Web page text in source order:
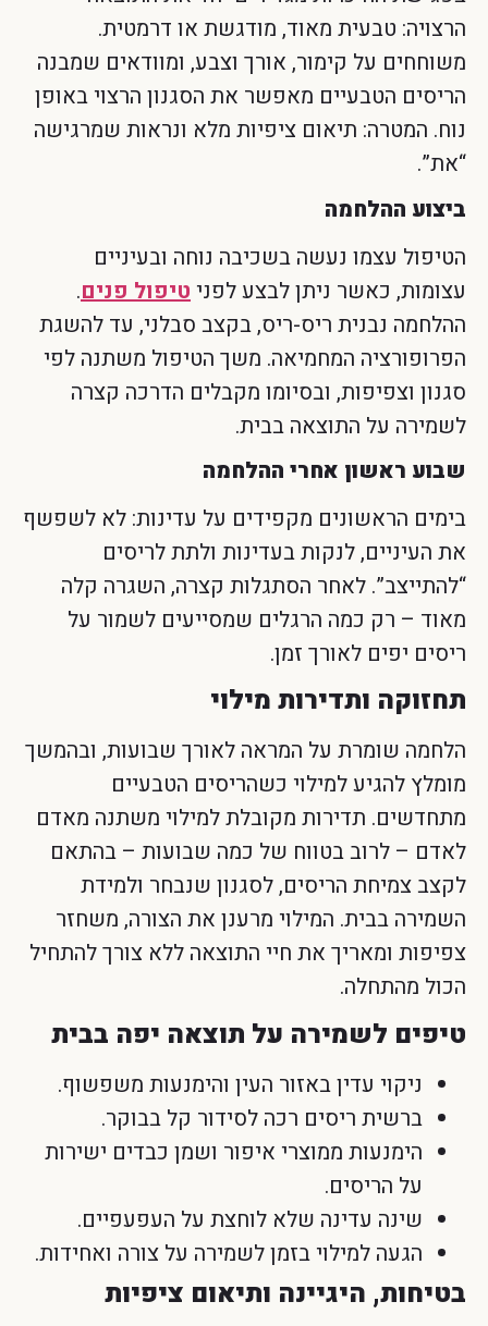
הרצויה: טבעית מאוד, מודגשת או דרמטית.
משוחחים על קימור, אורך וצבע, ומוודאים שמבנה
הריסים הטבעיים מאפשר את הסגנון הרצוי באופן
נוח. המטרה: תיאום ציפיות מלא ונראות שמרגישה
“את”.
ביצוע ההלחמה
הטיפול עצמו נעשה בשכיבה נוחה ובעיניים
עצומות, כאשר ניתן לבצע לפני טיפול פנים.
ההלחמה נבנית ריס-ריס, בקצב סבלני, עד להשגת
הפרופורציה המחמיאה. משך הטיפול משתנה לפי
סגנון וצפיפות, ובסיומו מקבלים הדרכה קצרה
לשמירה על התוצאה בבית.
שבוע ראשון אחרי ההלחמה
בימים הראשונים מקפידים על עדינות: לא לשפשף
את העיניים, לנקות בעדינות ולתת לריסים
“להתייצב”. לאחר הסתגלות קצרה, השגרה קלה
מאוד – רק כמה הרגלים שמסייעים לשמור על
ריסים יפים לאורך זמן.
תחזוקה ותדירות מילוי
הלחמה שומרת על המראה לאורך שבועות, ובהמשך
מומלץ להגיע למילוי כשהריסים הטבעיים
מתחדשים. תדירות מקובלת למילוי משתנה מאדם
לאדם – לרוב בטווח של כמה שבועות – בהתאם
לקצב צמיחת הריסים, לסגנון שנבחר ולמידת
השמירה בבית. המילוי מרענן את הצורה, משחזר
צפיפות ומאריך את חיי התוצאה ללא צורך להתחיל
הכול מהתחלה.
טיפים לשמירה על תוצאה יפה בבית
ניקוי עדין באזור העין והימנעות משפשוף.
ברשית ריסים רכה לסידור קל בבוקר.
הימנעות ממוצרי איפור ושמן כבדים ישירות
על הריסים.
שינה עדינה שלא לוחצת על העפעפיים.
הגעה למילוי בזמן לשמירה על צורה ואחידות.
בטיחות, היגיינה ותיאום ציפיות